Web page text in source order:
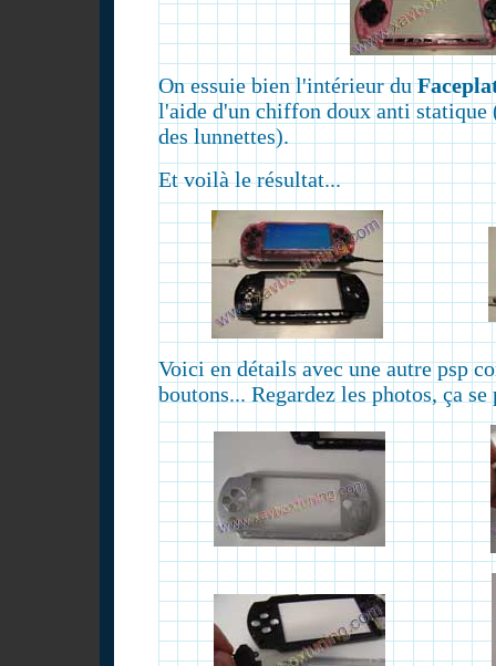
On essuie bien l'intérieur du
l'aide d'un chiffon doux anti statique
des lunnettes).
Et voilà le résultat...
Voici en détails avec une autre psp
boutons... Regardez les photos, ça